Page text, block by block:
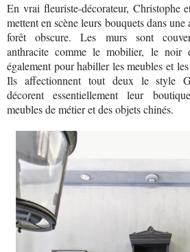
En vrai fleuriste-décorateur, Christophe
mettent en scène leurs bouquets dans une
forêt obscure. Les murs sont
anthracite comme le mobilier, le noir
également pour habiller les meubles et les
Ils affectionnent tout deux le style
décorent essentiellement leur
meubles de métier et des objets chinés.